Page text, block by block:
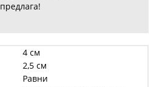
предлага!
4 см
2,5 см
Равни